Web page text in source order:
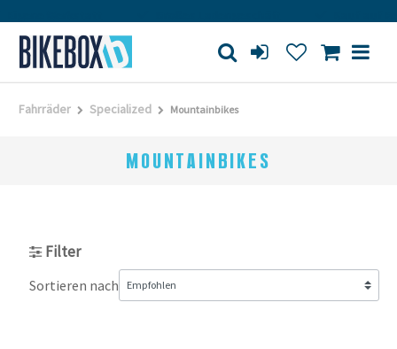
Fahrräder Specialized Mountainbikes
MOUNTAINBIKES
Filter
Sortieren nach